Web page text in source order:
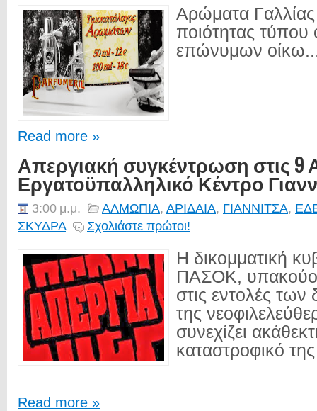
Αρώματα Γαλλίας
ποιότητας
επώνυμων
Read more »
Απεργιακή συγκέντρωση στις 9
Εργατοϋπαλληλικό Κέντρο
3:00 μ.μ. ΑΛΜΩΠΙΑ, ΑΡΙΔΑΙΑ, ΓΙΑΝΝΙΤΣΑ,
ΣΚΥΔΡΑ
Σχολιάστε πρώτοι!
Η δικομματική
ΠΑΣΟΚ,
στις εντολές των
της
συνεχίζει
καταστροφικό
Read more »